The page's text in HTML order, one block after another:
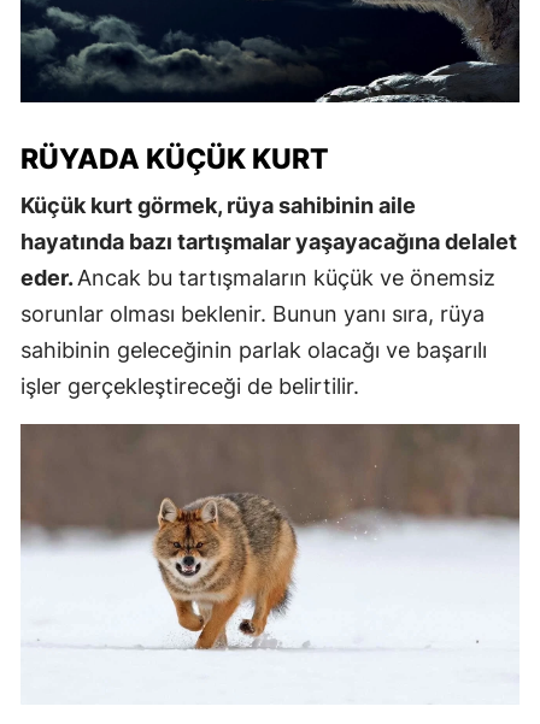
RÜYADA KÜÇÜK KURT
Küçük kurt görmek, rüya sahibinin aile
hayatında bazı tartışmalar yaşayacağına delalet
eder.Ancak bu tartışmaların küçük ve önemsiz
sorunlar olması beklenir. Bunun yanı sıra, rüya
sahibinin geleceğinin parlak olacağı ve başarılı
işler gerçekleştireceği de belirtilir.